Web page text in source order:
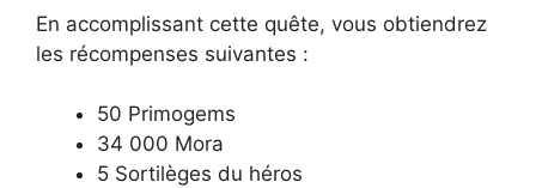
En accomplissant cette quête, vous obtiendrez
les récompenses suivantes :
50 Primogems
34 000 Mora
5 Sortilèges du héros